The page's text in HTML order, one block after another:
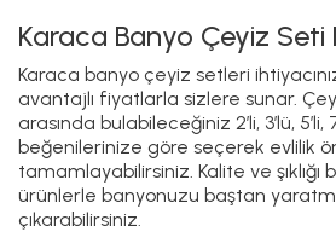
Karaca Banyo Çeyiz Seti
Karaca banyo çeyiz setleri
avantajlı fiyatlarla sizlere sunar.
arasında bulabileceğiniz 2’li, 3’lü, 5’li,
beğenilerinize göre seçerek evlilik
tamamlayabilirsiniz. Kalite ve
ürünlerle banyonuzu baştan
çıkarabilirsiniz.